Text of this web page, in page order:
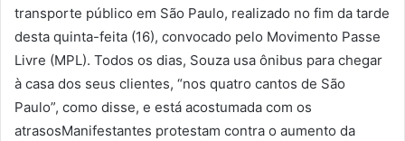
transporte público em São Paulo, realizado no fim da tarde
desta quinta-feita (16), convocado pelo Movimento Passe
Livre (MPL). Todos os dias, Souza usa ônibus para chegar
à casa dos seus clientes, “nos quatro cantos de São
Paulo”, como disse, e está acostumada com os
atrasosManifestantes protestam contra o aumento da